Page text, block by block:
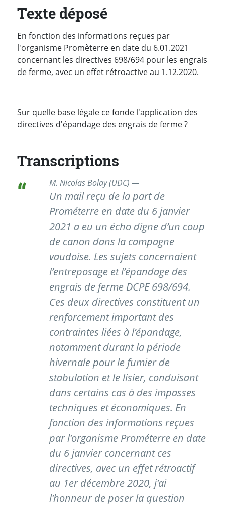
Texte déposé
En fonction des informations reçues par
l'organisme Promèterre en date du 6.01.2021
concernant les directives 698/694 pour les engrais
de ferme, avec un effet rétroactive au 1.12.2020.
Sur quelle base légale ce fonde l'application des
directives d'épandage des engrais de ferme ?
Transcriptions
M. Nicolas Bolay (UDC) —
Un mail reçu de la part de
Prométerre en date du 6 janvier
2021 a eu un écho digne d’un coup
de canon dans la campagne
vaudoise. Les sujets concernaient
l’entreposage et l’épandage des
engrais de ferme DCPE 698/694.
Ces deux directives constituent un
renforcement important des
contraintes liées à l’épandage,
notamment durant la période
hivernale pour le fumier de
stabulation et le lisier, conduisant
dans certains cas à des impasses
techniques et économiques. En
fonction des informations reçues
par l’organisme Prométerre en date
du 6 janvier concernant ces
directives, avec un effet rétroactif
au 1er décembre 2020, j’ai
l’honneur de poser la question